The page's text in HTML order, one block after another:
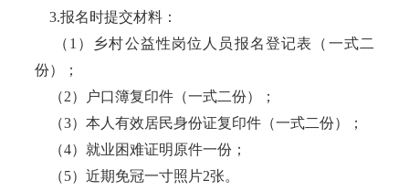
3.报名时提交材料：
（1）乡村公益性岗位人员报名登记表（一式二
份）；
（2）户口簿复印件（一式二份）；
（3）本人有效居民身份证复印件（一式二份）；
（4）就业困难证明原件一份；
（5）近期免冠一寸照片2张。